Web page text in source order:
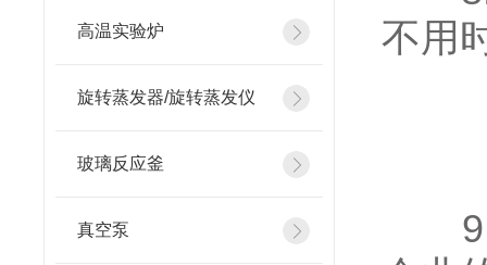
高温实验炉
旋转蒸发器/旋转蒸发仪
玻璃反应釜
真空泵
不用
9.